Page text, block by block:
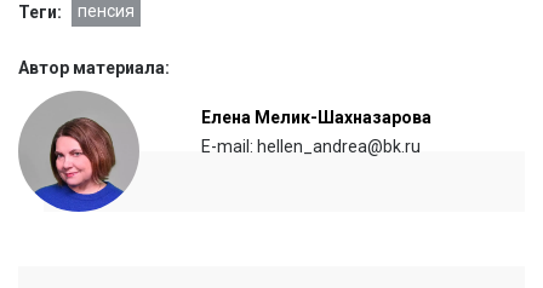
Теги: пенсия
Автор материала:
Елена Мелик-Шахназарова
E-mail: hellen_andrea@bk.ru